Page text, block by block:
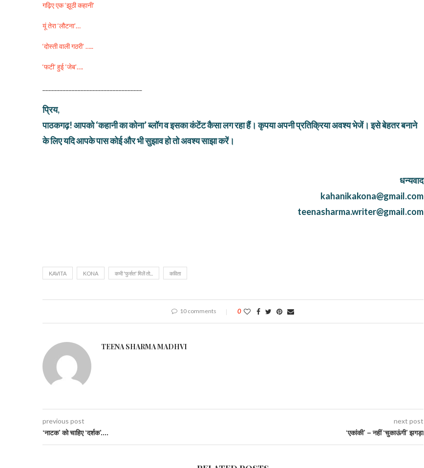
गढ़िए एक ‘झूठी कहानी’
यूं तेरा ‘लौटना’…
‘दोस्ती वाली गठरी’ …..
‘फटी’ हुई ‘जेब’….
प्रिय,
पाठकगढ़! आपको ‘कहानी का कोना’ ब्लॉग व इसका कंटेंट कैसा लग रहा हैं। कृपया अपनी प्रतिक्रिया अवश्य भेजें। इसे बेहतर बनाने
के लिए यदि आपके पास कोई और भी सुझाव हो तो अवश्य साझा करें।
धन्यवाद
kahanikakona@gmail.com
teenasharma.writer@gmail.com
KAVITA KONA कभी 'फुर्सत' मिलें तो... कविता
10 comments 0
TEENA SHARMA MADHVI
previous post
‘नाटक’ को चाहिए ‘दर्शक’….
next post
‘एकांकी’ – नहीं ‘चुकाऊंगी’ झगड़ा